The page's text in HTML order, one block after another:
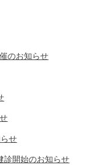
のお知らせ
せ
診開始のお知らせ